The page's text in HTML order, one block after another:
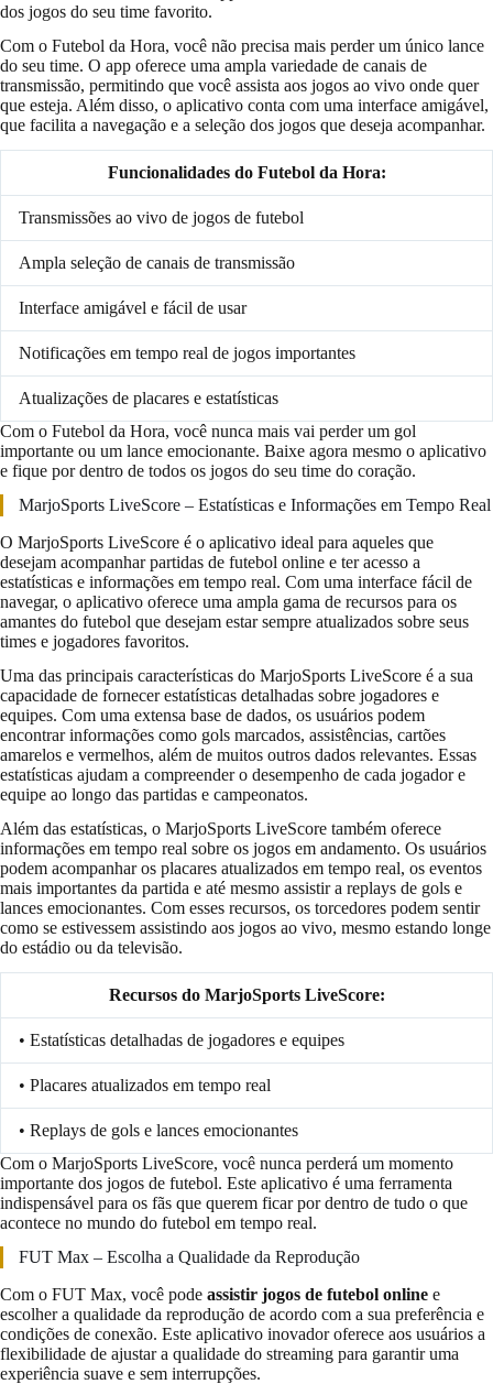
dos jogos do seu time favorito.
Com o Futebol da Hora, você não precisa mais perder um único lance
do seu time. O app oferece uma ampla variedade de canais de
transmissão, permitindo que você assista aos jogos ao vivo onde quer
que esteja. Além disso, o aplicativo conta com uma interface amigável,
que facilita a navegação e a seleção dos jogos que deseja acompanhar.
Funcionalidades do Futebol da Hora:
Transmissões ao vivo de jogos de futebol
Ampla seleção de canais de transmissão
Interface amigável e fácil de usar
Notificações em tempo real de jogos importantes
Atualizações de placares e estatísticas
Com o Futebol da Hora, você nunca mais vai perder um gol
importante ou um lance emocionante. Baixe agora mesmo o aplicativo
e fique por dentro de todos os jogos do seu time do coração.
MarjoSports LiveScore – Estatísticas e Informações em Tempo Real
O MarjoSports LiveScore é o aplicativo ideal para aqueles que
desejam acompanhar partidas de futebol online e ter acesso a
estatísticas e informações em tempo real. Com uma interface fácil de
navegar, o aplicativo oferece uma ampla gama de recursos para os
amantes do futebol que desejam estar sempre atualizados sobre seus
times e jogadores favoritos.
Uma das principais características do MarjoSports LiveScore é a sua
capacidade de fornecer estatísticas detalhadas sobre jogadores e
equipes. Com uma extensa base de dados, os usuários podem
encontrar informações como gols marcados, assistências, cartões
amarelos e vermelhos, além de muitos outros dados relevantes. Essas
estatísticas ajudam a compreender o desempenho de cada jogador e
equipe ao longo das partidas e campeonatos.
Além das estatísticas, o MarjoSports LiveScore também oferece
informações em tempo real sobre os jogos em andamento. Os usuários
podem acompanhar os placares atualizados em tempo real, os eventos
mais importantes da partida e até mesmo assistir a replays de gols e
lances emocionantes. Com esses recursos, os torcedores podem sentir
como se estivessem assistindo aos jogos ao vivo, mesmo estando longe
do estádio ou da televisão.
Recursos do MarjoSports LiveScore:
• Estatísticas detalhadas de jogadores e equipes
• Placares atualizados em tempo real
• Replays de gols e lances emocionantes
Com o MarjoSports LiveScore, você nunca perderá um momento
importante dos jogos de futebol. Este aplicativo é uma ferramenta
indispensável para os fãs que querem ficar por dentro de tudo o que
acontece no mundo do futebol em tempo real.
FUT Max – Escolha a Qualidade da Reprodução
Com o FUT Max, você pode assistir jogos de futebol online e
escolher a qualidade da reprodução de acordo com a sua preferência e
condições de conexão. Este aplicativo inovador oferece aos usuários a
flexibilidade de ajustar a qualidade do streaming para garantir uma
experiência suave e sem interrupções.